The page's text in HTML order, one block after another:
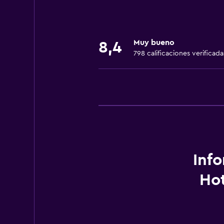
Para no fumadores
Wifi disponible en todas las
8,4 Muy bueno
798 calificaciones